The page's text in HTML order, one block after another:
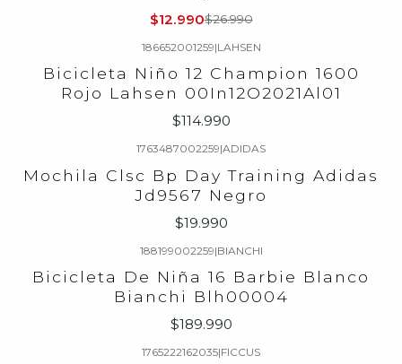
$12.990$26.990
186652001259|LAHSEN
Bicicleta Niño 12 Champion 1600
Rojo Lahsen 00In12O2021Al01
$114.990
1763487002259|ADIDAS
Mochila Clsc Bp Day Training Adidas
Jd9567 Negro
$19.990
188199002259|BIANCHI
Bicicleta De Niña 16 Barbie Blanco
Bianchi Blh00004
$189.990
1765222162035|FICCUS